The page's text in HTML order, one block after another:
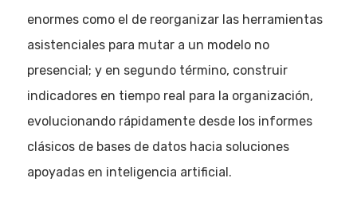
enormes como el de reorganizar las herramientas
asistenciales para mutar a un modelo no
presencial; y en segundo término, construir
indicadores en tiempo real para la organización,
evolucionando rápidamente desde los informes
clásicos de bases de datos hacia soluciones
apoyadas en inteligencia artificial.